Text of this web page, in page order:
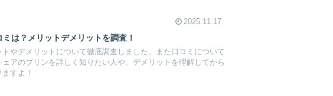
2025.11.17
は？メリットデメリットを調査！
やデメリットについて徹底調査しました。また口コミについて
アのブリンを詳しく知りたい人や、デメリットを理解してから
すよ！